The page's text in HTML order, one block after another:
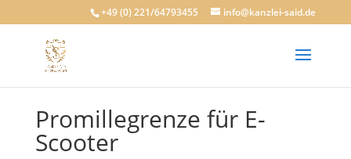
+49 (0) 221/64793455 info@kanzlei-said.de
Promillegrenze für E-
Scooter